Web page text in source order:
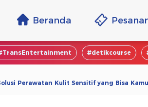
Beranda
#detikcourse
Perawatan Kulit Sensitif yang Bisa